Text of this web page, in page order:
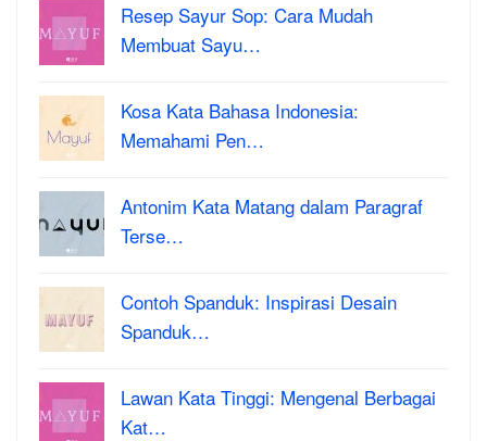
Resep Sayur Sop: Cara Mudah
Membuat Sayu…
Kosa Kata Bahasa Indonesia:
Memahami Pen…
Antonim Kata Matang dalam Paragraf
Terse…
Contoh Spanduk: Inspirasi Desain
Spanduk…
Lawan Kata Tinggi: Mengenal Berbagai
Kat…